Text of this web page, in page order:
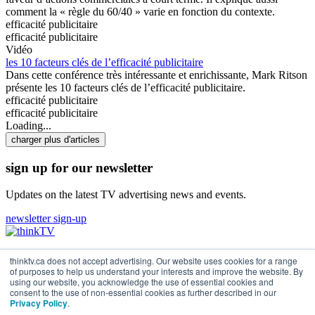
thinktv.ca does not accept advertising. Our website uses cookies for a range
of purposes to help us understand your interests and improve the website. By
using our website, you acknowledge the use of essential cookies and
consent to the use of non-essential cookies as further described in our
Privacy Policy.
comment la « règle du 60/40 » varie en fonction du contexte.
efficacité publicitaire
efficacité publicitaire
Vidéo
les 10 facteurs clés de l’efficacité publicitaire
Dans cette conférence très intéressante et enrichissante, Mark Ritson
présente les 10 facteurs clés de l’efficacité publicitaire.
efficacité publicitaire
efficacité publicitaire
Loading...
charger plus d'articles
sign up for our newsletter
Updates on the latest TV advertising news and events.
newsletter sign-up
coordonnées
modalités
radio connexions